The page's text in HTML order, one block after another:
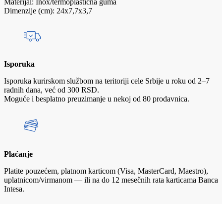
Dimenzije (cm): 24x7,7x3,7
Isporuka
Isporuka kurirskom službom na teritoriji cele Srbije u roku od 2–7
radnih dana, već od 300 RSD.
Moguće i besplatno preuzimanje u nekoj od 80 prodavnica.
Plaćanje
Platite pouzećem, platnom karticom (Visa, MasterCard, Maestro),
uplatnicom/virmanom — ili na do 12 mesečnih rata karticama Banca
Intesa.